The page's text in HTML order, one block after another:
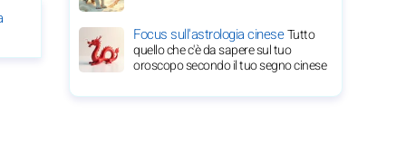
Focus sull'astrologia cineseTutto
quello che c'è da sapere sul tuo
oroscopo secondo il tuo segno cinese